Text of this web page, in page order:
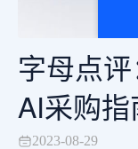
字母点
AI采购指
2023-08-29